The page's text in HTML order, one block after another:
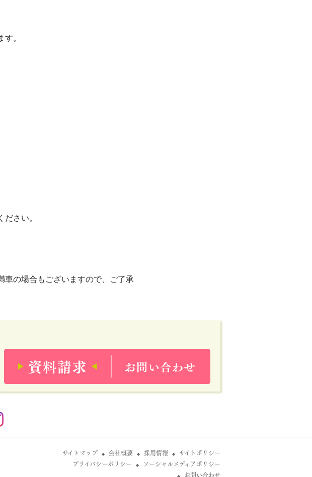
。
さい。
車の場合もございますので、ご了承
サイトマップ 会社概要 採用情報
サイトポリシー
プライバシーポリシー
ソーシャルメディアポリシー
お問い合わせ